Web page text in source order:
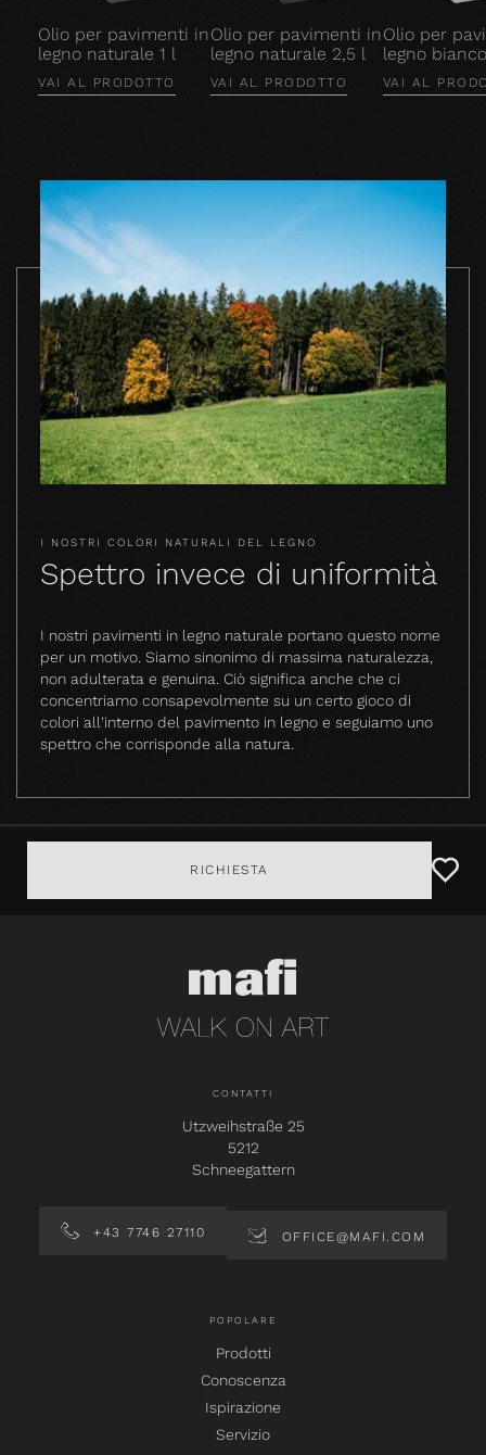
Olio per pavimenti in
legno naturale 1 l
VAI AL PRODOTTO
Olio per pavimenti in
legno naturale 2,5 l
VAI AL PRODOTTO
Olio per
legno
VAI AL
I NOSTRI COLORI NATURALI DEL LEGNO
Spettro invece di uniformità
I nostri pavimenti in legno naturale portano questo nome
per un motivo. Siamo sinonimo di massima naturalezza,
non adulterata e genuina. Ciò significa anche che ci
concentriamo consapevolmente su un certo gioco di
colori all'interno del pavimento in legno e seguiamo uno
spettro che corrisponde alla natura.
RICHIESTA
CONTATTI
Utzweihstraße 25
5212
Schneegattern
+43 7746 27110 OFFICE@MAFI.COM
POPOLARE
Prodotti
Conoscenza
Ispirazione
Servizio